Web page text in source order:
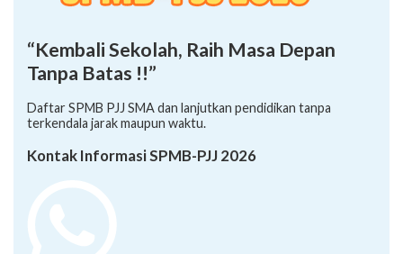
“Kembali Sekolah, Raih Masa Depan
Tanpa Batas !!”
Daftar SPMB PJJ SMA dan lanjutkan pendidikan tanpa
terkendala jarak maupun waktu.
Kontak Informasi SPMB-PJJ 2026